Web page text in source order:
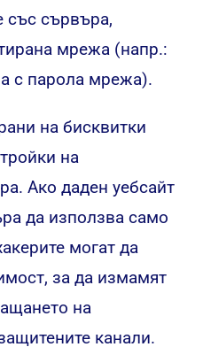
със сървъра,
мрежа (напр.:
с парола мрежа).
на бисквитки
на
Ако даден уебсайт
да използва само
могат да
за да измамят
на
канали.